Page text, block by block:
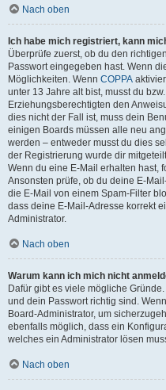
Nach oben
Ich habe mich registriert, kann
Überprüfe zuerst, ob du den
Passwort eingegeben hast. Wenn
Möglichkeiten. Wenn COPPA
unter 13 Jahre alt bist, musst du
Erziehungsberechtigten den
dies nicht der Fall ist, muss dein
einigen Boards müssen alle neu
werden – entweder musst du dies
der Registrierung wurde dir
Wenn du eine E-Mail erhalten hast,
Ansonsten prüfe, ob du deine E-
die E-Mail von einem Spam-Filter
dass deine E-Mail-Adresse korrekt
Administrator.
Nach oben
Warum kann ich mich nicht
Dafür gibt es viele mögliche
und dein Passwort richtig sind.
Board-Administrator, um
ebenfalls möglich, dass ein
welches ein Administrator lösen
Nach oben